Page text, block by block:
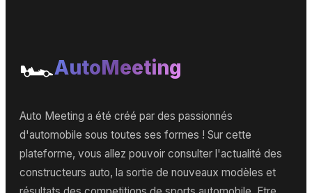
🏎️AutoMeeting
Auto Meeting a été créé par des passionnés
d'automobile sous toutes ses formes ! Sur cette
plateforme, vous allez pouvoir consulter l'actualité des
constructeurs auto, la sortie de nouveaux modèles et